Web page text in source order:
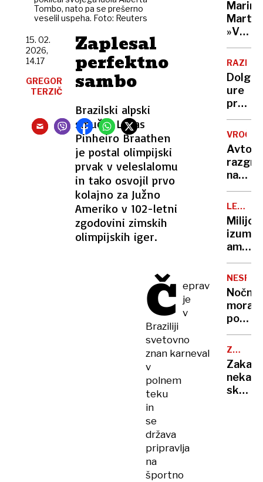
Tombo, nato pa se prešerno
veselil uspeha. Foto: Reuters
Zaplesal
perfektno
sambo
Brazilski alpski
smučar Lucas
Pinheiro Braathen
je postal olimpijski
prvak v veleslalomu
in tako osvojil prvo
kolajno za Južno
Ameriko v 102-letni
zgodovini zimskih
olimpijskih iger.
15. 02.
2026,
14.17
GREGOR
TERZIČ
Č eprav
je
v
Braziliji
svetovno
znan karneval
v
polnem
teku
in
se
država
pripravlja
na
športno
a je
v
Evropi
še ni
lahko
Nato,
tarče
Marina
»V
eni
roki
nosiš
žalost,
v
drugi
Dolge
ure
pred
To je
ena
navad
za
vaše
Avto,
na
soncu?
S
tem
15-
trikom
ga
boste
ohladili
hitreje
kot
klimo
KUHARJI
ko je
zavpil
so
prijeli
za
Nočna
mora
noči:
zakaj
v
vročini
NASVET
Zakaj
skoraj